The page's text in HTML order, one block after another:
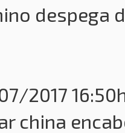
2017
china